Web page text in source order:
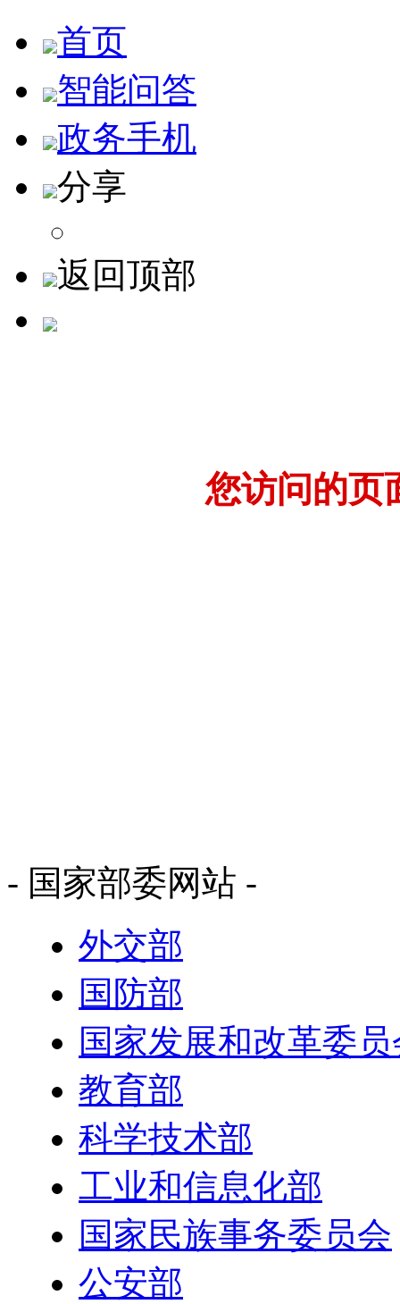
首页
智能问答
政务手机
分享
返回顶部
您访问的页
- 国家部委网站 -
外交部
国防部
国家发展和改革委
教育部
科学技术部
工业和信息化部
国家民族事务委员会
公安部